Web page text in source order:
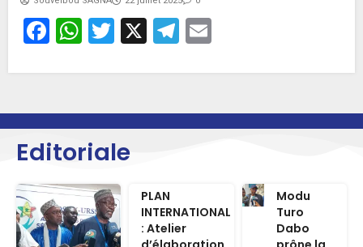
Facebook
WhatsApp
Twitter
X Telegram
Editoriale
PLAN
INTERNATIONAL
: Atelier
Modu
Turo
Dabo